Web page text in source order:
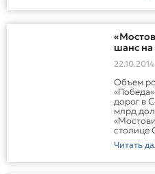
шанс на
22.10.2014
Объем
дорог в
млрд
столице
Читать